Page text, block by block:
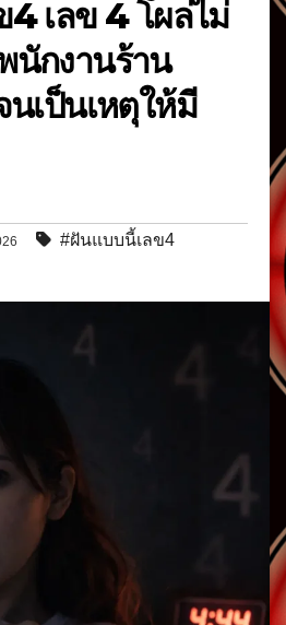
เลข 4 โผล่ไม่
นักงานร้าน
เป็นเหตุให้มี
#ฝันแบบนี้เลข4